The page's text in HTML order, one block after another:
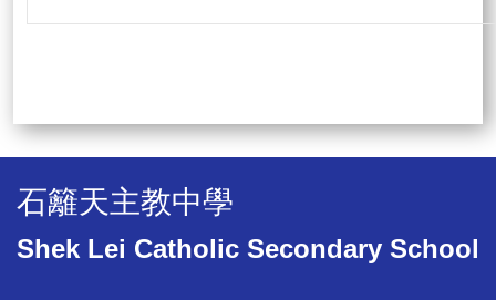
石籬天主教中學
Shek Lei Catholic Secondary School